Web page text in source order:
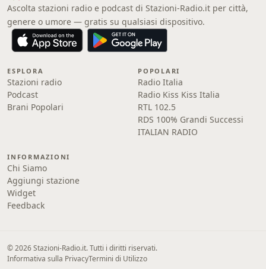
Ascolta stazioni radio e podcast di Stazioni-Radio.it per città,
genere o umore — gratis su qualsiasi dispositivo.
ESPLORA
Stazioni radio
Podcast
Brani Popolari
POPOLARI
Radio Italia
Radio Kiss Kiss Italia
RTL 102.5
RDS 100% Grandi Successi
ITALIAN RADIO
INFORMAZIONI
Chi Siamo
Aggiungi stazione
Widget
Feedback
© 2026 Stazioni-Radio.it. Tutti i diritti riservati.
Informativa sulla PrivacyTermini di Utilizzo